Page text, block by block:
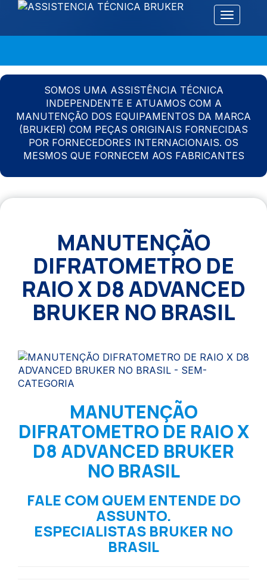
Alternar
SOMOS UMA ASSISTÊNCIA TÉCNICA
INDEPENDENTE E ATUAMOS COM A
MANUTENÇÃO DOS EQUIPAMENTOS DA MARCA
(BRUKER) COM PEÇAS ORIGINAIS FORNECIDAS
POR FORNECEDORES INTERNACIONAIS. OS
MESMOS QUE FORNECEM AOS FABRICANTES
MANUTENÇÃO
DIFRATOMETRO DE
RAIO X D8 ADVANCED
BRUKER NO BRASIL
MANUTENÇÃO
DIFRATOMETRO DE RAIO X
D8 ADVANCED BRUKER
NO BRASIL
FALE COM QUEM ENTENDE DO
ASSUNTO.
ESPECIALISTAS BRUKER NO
BRASIL